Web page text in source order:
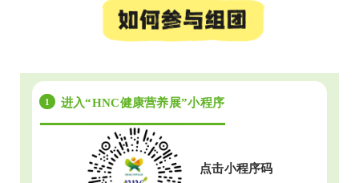
1 进入“HNC健康营养展”小程序
点击小程序码